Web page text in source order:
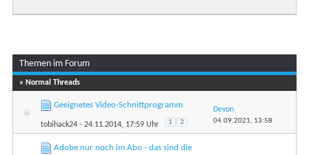
Themen im Forum
» Normal Threads
Geeignetes Video-Schnittprogramm
tobihack24 - 24.11.2014, 17:59 Uhr 1 2
Devon
04.09.2021, 13:58
Adobe nur noch im Abo - das sind die